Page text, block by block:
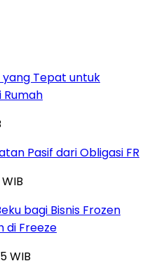
yang Tepat untuk
Rumah
Pasif dari Obligasi FR
bagi Bisnis Frozen
di Freeze
WIB